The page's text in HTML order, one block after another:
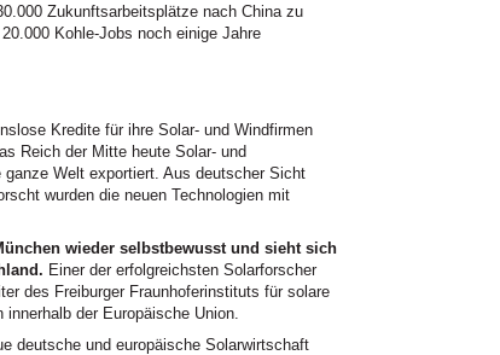
Zukunftsarbeitsplätze nach China zu
Kohle-Jobs noch einige Jahre
Kredite für ihre Solar- und Windfirmen
Reich der Mitte heute Solar- und
Welt exportiert. Aus deutscher Sicht
wurden die neuen Technologien mit
wieder selbstbewusst und sieht sich
Einer der erfolgreichsten Solarforscher
des Freiburger Fraunhoferinstituts für solare
der Europäische Union.
deutsche und europäische Solarwirtschaft